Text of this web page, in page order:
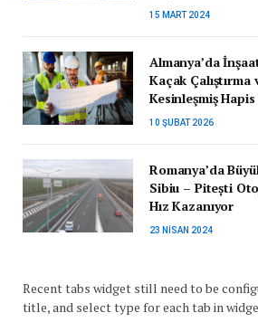
15 MART 2024
Almanya’da
Kaçak Çalıştırma
Kesinleşmiş Hapis
10 ŞUBAT 2026
Romanya’da
Sibiu – Pitești
Hız Kazanıyor
23 NISAN 2024
Recent tabs widget still need to be
title, and select type for each tab in